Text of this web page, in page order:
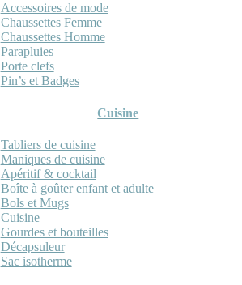
Accessoires de mode
Chaussettes Femme
Chaussettes Homme
Parapluies
Porte clefs
Pin’s et Badges
Cuisine
Tabliers de cuisine
Maniques de cuisine
Apéritif & cocktail
Boîte à goûter enfant et adulte
Bols et Mugs
Cuisine
Gourdes et bouteilles
Décapsuleur
Sac isotherme